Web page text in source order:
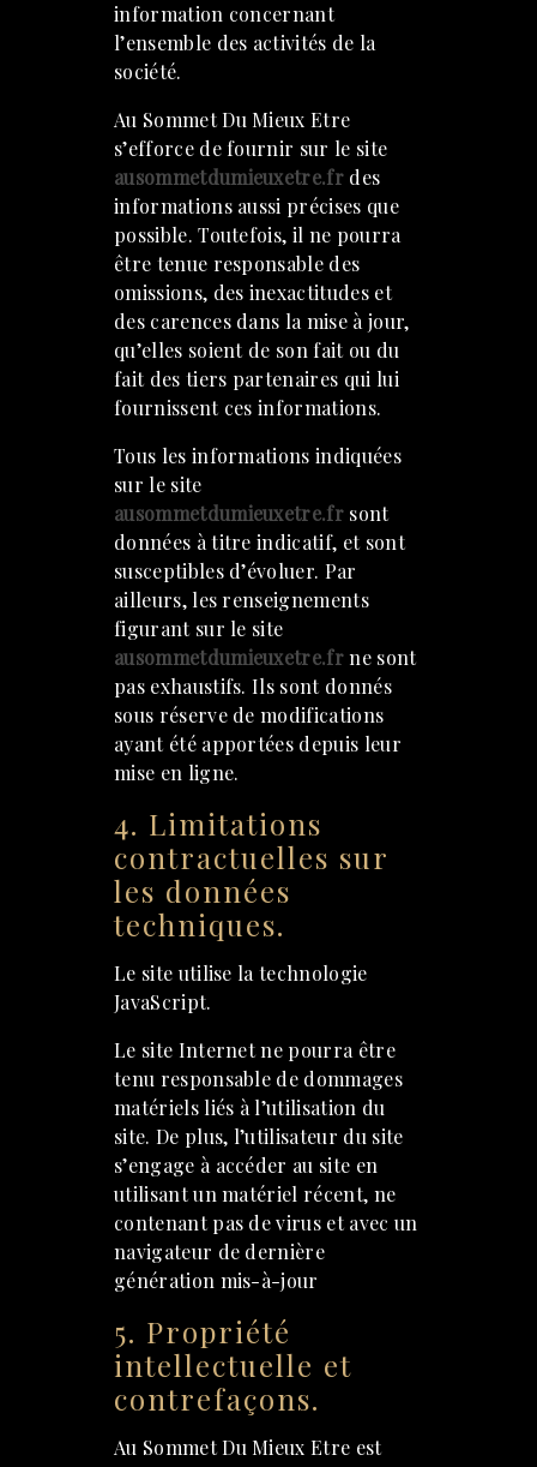
information concernant
l’ensemble des activités de la
société.
Au Sommet Du Mieux Etre
s’efforce de fournir sur le site
ausommetdumieuxetre.fr des
informations aussi précises que
possible. Toutefois, il ne pourra
être tenue responsable des
omissions, des inexactitudes et
des carences dans la mise à jour,
qu’elles soient de son fait ou du
fait des tiers partenaires qui lui
fournissent ces informations.
Tous les informations indiquées
sur le site
ausommetdumieuxetre.fr sont
données à titre indicatif, et sont
susceptibles d’évoluer. Par
ailleurs, les renseignements
figurant sur le site
ausommetdumieuxetre.frne sont
pas exhaustifs. Ils sont donnés
sous réserve de modifications
ayant été apportées depuis leur
mise en ligne.
4. Limitations
contractuelles sur
les données
techniques.
Le site utilise la technologie
JavaScript.
Le site Internet ne pourra être
tenu responsable de dommages
matériels liés à l’utilisation du
site. De plus, l’utilisateur du site
s’engage à accéder au site en
utilisant un matériel récent, ne
contenant pas de virus et avec un
navigateur de dernière
génération mis-à-jour
5. Propriété
intellectuelle et
contrefaçons.
Au Sommet Du Mieux Etre est